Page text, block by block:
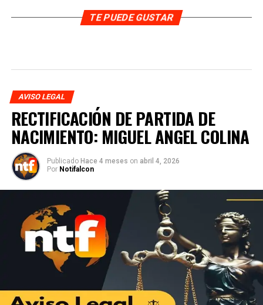
TE PUEDE GUSTAR
AVISO LEGAL
RECTIFICACIÓN DE PARTIDA DE
NACIMIENTO: MIGUEL ANGEL COLINA
Publicado Hace 4 meses on abril 4, 2026
Por Notifalcon